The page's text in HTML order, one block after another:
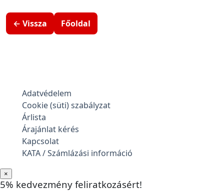
← Vissza Főoldal
Adatvédelem
Cookie (süti) szabályzat
Árlista
Árajánlat kérés
Kapcsolat
KATA / Számlázási információ
×
5% kedvezmény feliratkozásért!